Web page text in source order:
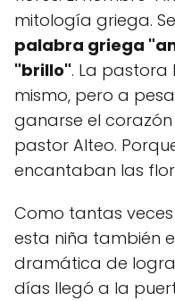
mitología griega.
palabra griega
"brillo". La
mismo, pero a
ganarse el
pastor Alteo.
encantaban las
Como tantas
esta niña también
dramática de
días llegó a la